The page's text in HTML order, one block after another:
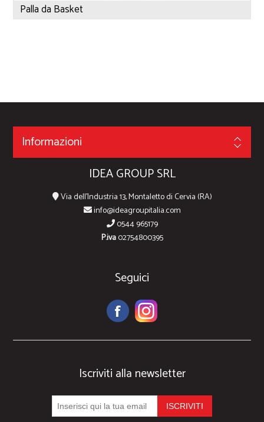
Palla da Basket
Informazioni
IDEA GROUP SRL
Via dell'Industria 13, Montaletto di Cervia (RA)
info@ideagroupitalia.com
0544 965179
P.iva02754800395
Seguici
Iscriviti alla newsletter